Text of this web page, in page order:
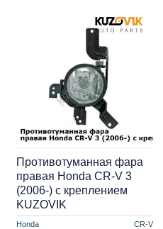
Honda CR-V
Противотуманная фара
правая Honda CR-V 3
(2006-) с креплением
KUZOVIK